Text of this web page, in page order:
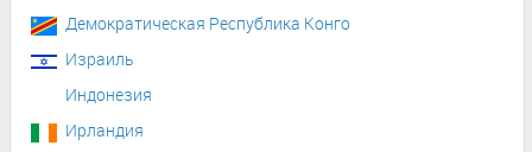
Демократическая Республика Конго
Израиль
Индонезия
Ирландия